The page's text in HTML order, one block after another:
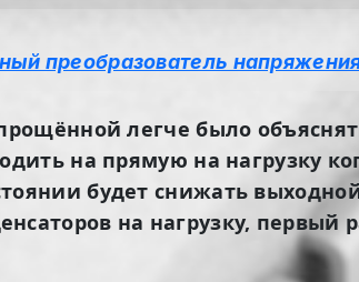
преобразователь
легче было
на прямую на нагрузку
будет снижать
на нагрузку,